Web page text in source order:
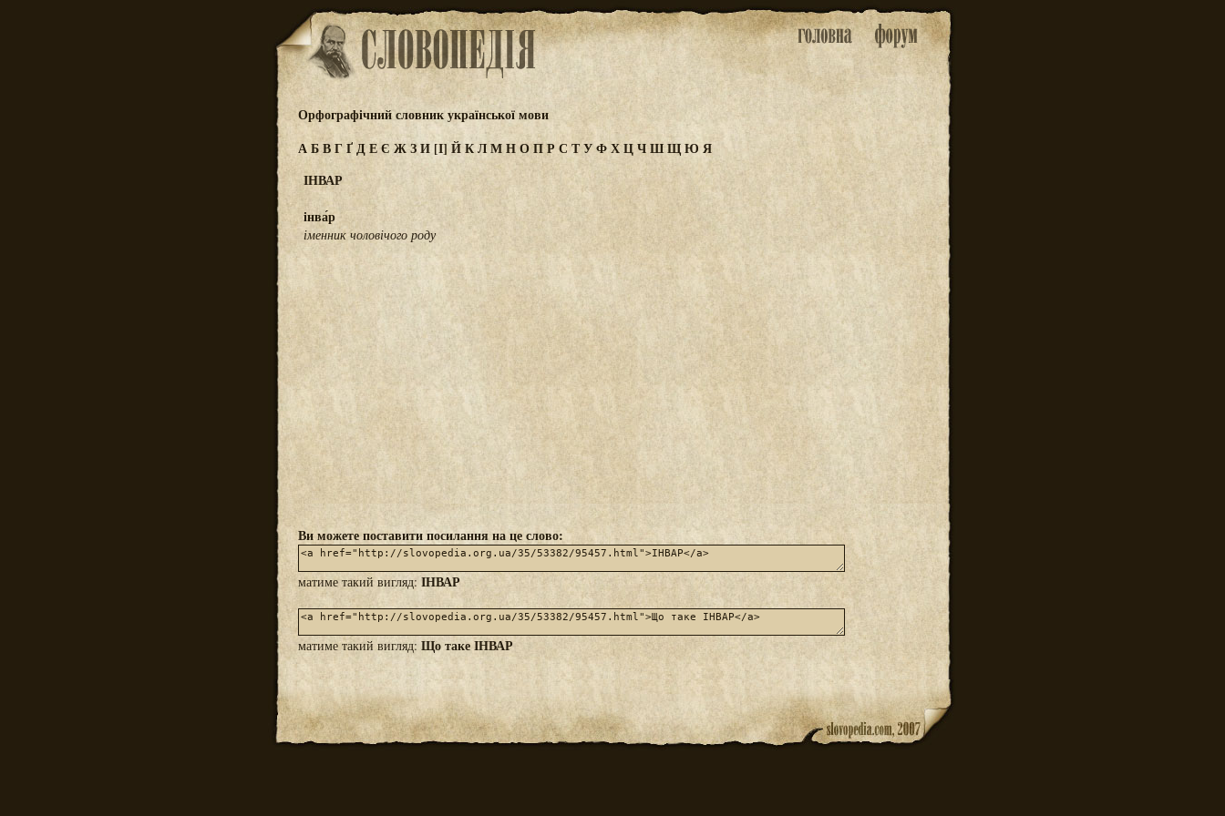
Орфографічний словник української мови
АБВГҐДЕЄ ЖЗИ [І] ЙКЛМНОПРС ТУФХЦЧШЩЮ Я
ІНВАР
інва́р
іменник чоловічого роду
Ви можете поставити посилання на це слово:
матиме такий вигляд: ІНВАР
матиме такий вигляд: Що таке ІНВАР